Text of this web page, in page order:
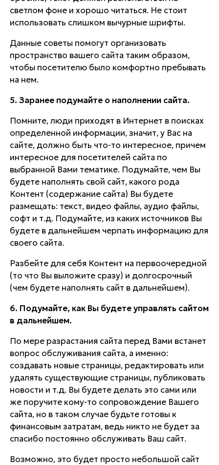
светлом фоне и хорошо читаться. Не стоит
использовать слишком вычурные шрифты.
Данные советы помогут организовать
пространство вашего сайта таким образом,
чтобы посетителю было комфортно пребывать
на нем.
5. Заранее подумайте о наполнении сайта.
Помните, люди приходят в Интернет в поисках
определенной информации, значит, у Вас на
сайте, должно быть что-то интересное, причем
интересное для посетителей сайта по
выбранной Вами тематике. Подумайте, чем Вы
будете наполнять свой сайт, какого рода
Контент (содержание сайта) Вы будете
размещать: текст, видео файлы, аудио файлы,
софт и т.д. Подумайте, из каких источников Вы
будете в дальнейшем черпать информацию для
своего сайта.
Разбейте для себя Контент на первоочередной
(то что Вы выложите сразу) и долгосрочный
(чем будете наполнять сайт в дальнейшем).
6. Подумайте, как Вы будете управлять сайтом
в дальнейшем.
По мере разрастания сайта перед Вами встанет
вопрос обслуживания сайта, а именно:
создавать новые страницы, редактировать или
удалять существующие страницы, публиковать
новости и т.д. Вы будете делать это сами или
же поручите кому-то сопровождение Вашего
сайта, но в таком случае будьте готовы к
финансовым затратам, ведь никто не будет за
спасибо постоянно обслуживать Ваш сайт.
Возможно, это будет просто небольшой сайт